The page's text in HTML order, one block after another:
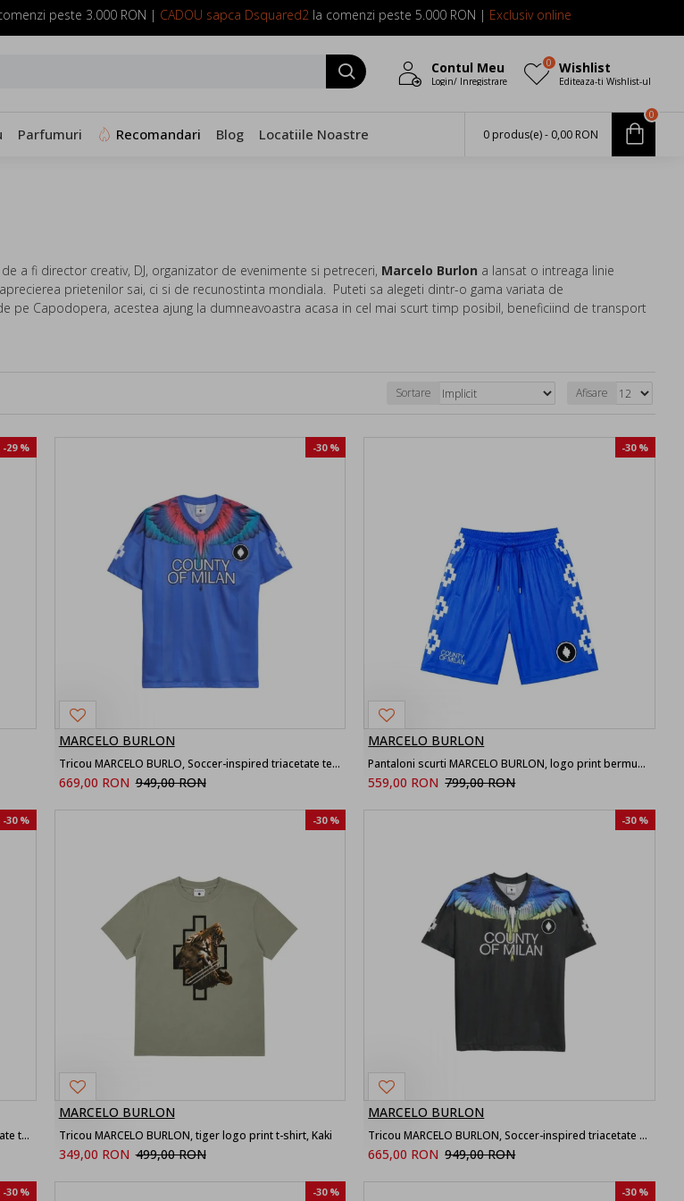
peste 3.000 RON | CADOU sapca Dsquared2la comenzi peste 5.000 RON | Exclusiv online
SUNA ACUM: 0799 098 088
Contul Meu
Login/ Inregistrare
Wishlist
Editeaza-ti Wishlist-ul
0
Parfumuri Recomandari Blog Locatiile Noastre 0 produs(e) - 0,00 RON
0
a fi director creativ, DJ, organizator de evenimente si petreceri, Marcelo Burlon a lansat o intreaga linie
prietenilor sai, ci si de recunostinta mondiala. Puteti sa alegeti dintr-o gama variata de
pe Capodopera, acestea ajung la dumneavoastra acasa in cel mai scurt timp posibil, beneficiind de transport
Sortare Afisare
-29 % -30 %
MARCELO BURLON
Tricou MARCELO BURLO, Soccer-inspired triacetate technical fabric T-shirt
669,00 RON 949,00 RON
-30 %
MARCELO BURLON
Pantaloni scurti MARCELO BURLON, logo print bermuda, Albastru
559,00 RON 799,00 RON
-30 %
Tricou MARCELO BURLON,Soccer-inspired triacetate technical fabric T-shirt,Green
-30 %
MARCELO BURLON
Tricou MARCELO BURLON, tiger logo print t-shirt, Kaki
349,00 RON 499,00 RON
-30 %
MARCELO BURLON
Tricou MARCELO BURLON, Soccer-inspired triacetate technical fabric T-shirt
665,00 RON 949,00 RON
-30 % -30 % -30 %